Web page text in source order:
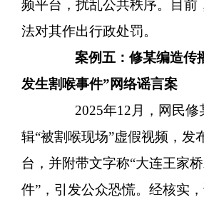
频平台，扰乱公共秩序。目前
法对其作出行政处罚。
案例五：修某编造传
发生割喉事件”网络谣言案
2025年12月，网民修
辑“被割喉现场”虚假视频，发
台，并附带文字称“大连王家
件”，引发公众恐慌。经核实